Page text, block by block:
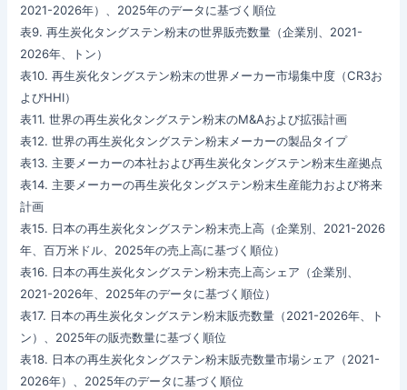
2021-2026年）、2025年のデータに基づく順位
表9. 再生炭化タングステン粉末の世界販売数量（企業別、2021-
2026年、トン）
表10. 再生炭化タングステン粉末の世界メーカー市場集中度（CR3お
よびHHI）
表11. 世界の再生炭化タングステン粉末のM&Aおよび拡張計画
表12. 世界の再生炭化タングステン粉末メーカーの製品タイプ
表13. 主要メーカーの本社および再生炭化タングステン粉末生産拠点
表14. 主要メーカーの再生炭化タングステン粉末生産能力および将来
計画
表15. 日本の再生炭化タングステン粉末売上高（企業別、2021-2026
年、百万米ドル、2025年の売上高に基づく順位）
表16. 日本の再生炭化タングステン粉末売上高シェア（企業別、
2021-2026年、2025年のデータに基づく順位）
表17. 日本の再生炭化タングステン粉末販売数量（2021-2026年、ト
ン）、2025年の販売数量に基づく順位
表18. 日本の再生炭化タングステン粉末販売数量市場シェア（2021-
2026年）、2025年のデータに基づく順位